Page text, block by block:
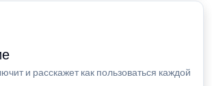
и расскажет как пользоваться каждой